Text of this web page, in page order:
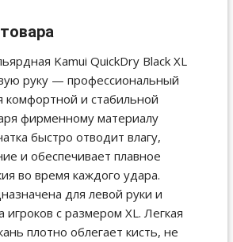
Kamui QuickDry Black XL
руку — профессиональный
комфортной и стабильной
фирменному материалу
быстро отводит влагу,
и обеспечивает плавное
во время каждого удара.
для левой руки и
игроков с размером XL. Легкая
плотно облегает кисть, не